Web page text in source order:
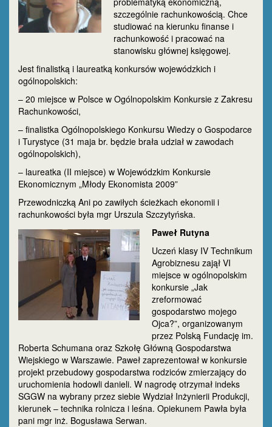
szczególnie rachunkowością. Chce
studiować na kierunku finanse i
rachunkowość i pracować na
stanowisku głównej księgowej.
Jest finalistką i laureatką konkursów wojewódzkich i
ogólnopolskich:
– 20 miejsce w Polsce w Ogólnopolskim Konkursie z Zakresu
Rachunkowości,
– finalistka Ogólnopolskiego Konkursu Wiedzy o Gospodarce
i Turystyce (31 maja br. będzie brała udział w zawodach
ogólnopolskich),
– laureatka (II miejsce) w Wojewódzkim Konkursie
Ekonomicznym „Młody Ekonomista 2009”
Przewodniczką Ani po zawiłych ścieżkach ekonomii i
rachunkowości była mgr Urszula Szczytyńska.
Paweł Rutyna
Uczeń klasy IV Technikum
Agrobiznesu zajął VI
miejsce w ogólnopolskim
konkursie „Jak
zreformować
gospodarstwo mojego
Ojca?”, organizowanym
przez Polską Fundację im.
Roberta Schumana oraz Szkołę Główną Gospodarstwa
Wiejskiego w Warszawie. Paweł zaprezentował w konkursie
projekt przebudowy gospodarstwa rodziców zmierzający do
uruchomienia hodowli danieli. W nagrodę otrzymał indeks
SGGW na wybrany przez siebie Wydział Inżynierii Produkcji,
kierunek – technika rolnicza i leśna. Opiekunem Pawła była
pani mgr inż. Bogusława Serwan.